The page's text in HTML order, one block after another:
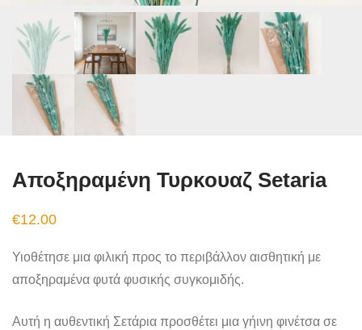
Αποξηραμένη Τυρκουαζ Setaria
€12.00
Υιοθέτησε μια φιλική προς το περιβάλλον αισθητική με
αποξηραμένα φυτά φυσικής συγκομιδής.
Αυτή η αυθεντική Σετάρια προσθέτει μια γήινη φινέτσα σε